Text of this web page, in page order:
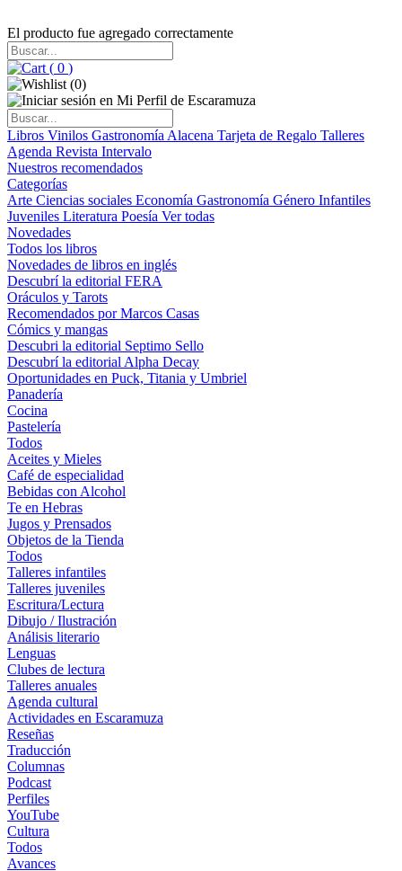
El producto fue agregado correctamente
( 0 )
(0)
Libros Vinilos Gastronomía Alacena Tarjeta de Regalo Talleres
Agenda Revista Intervalo
Nuestros recomendados
Categorías
Arte Ciencias sociales Economía Gastronomía Género Infantiles
Juveniles Literatura Poesía Ver todas
Novedades
Todos los libros
Novedades de libros en inglés
Descubrí la editorial FERA
Oráculos y Tarots
Recomendados por Marcos Casas
Cómics y mangas
Descubri la editorial Septimo Sello
Descubrí la editorial Alpha Decay
Oportunidades en Puck, Titania y Umbriel
Panadería
Cocina
Pastelería
Todos
Aceites y Mieles
Café de especialidad
Bebidas con Alcohol
Te en Hebras
Jugos y Prensados
Objetos de la Tienda
Todos
Talleres infantiles
Talleres juveniles
Escritura/Lectura
Dibujo / Ilustración
Análisis literario
Lenguas
Clubes de lectura
Talleres anuales
Agenda cultural
Actividades en Escaramuza
Reseñas
Traducción
Columnas
Podcast
Perfiles
YouTube
Cultura
Todos
Avances